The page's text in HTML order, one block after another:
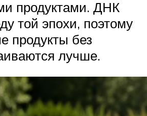
продуктами. ДНК
той эпохи, поэтому
продукты без
лучше.